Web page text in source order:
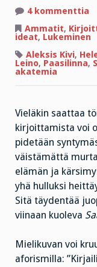
4 kommenttia
ja
Ammatit,
ideat, Lukeminen
Aleksis Kivi,
Leino, Paasilinna,
akatemia
Vieläkin saattaa
kirjoittamista voi
pidetään
väistämättä
elämän ja
yhä hulluksi
Sitä täydentää
viinaan kuoleva
Mielikuvan voi
aforismilla: